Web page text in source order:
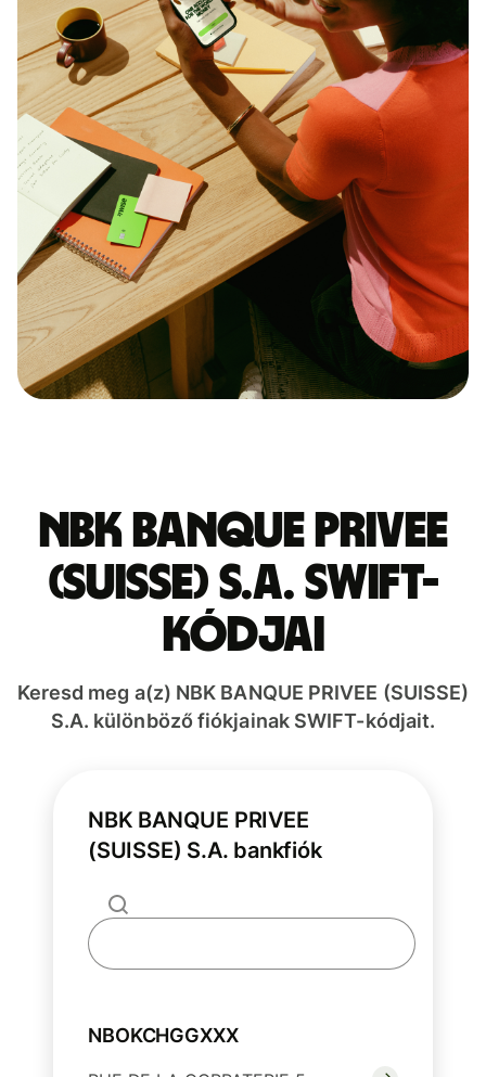
NBK BANQUE PRIVEE
(SUISSE) S.A. SWIFT-
kódjai
Keresd meg a(z) NBK BANQUE PRIVEE (SUISSE)
S.A. különböző fiókjainak SWIFT-kódjait.
NBK BANQUE PRIVEE
(SUISSE) S.A. bankfiók
NBOKCHGGXXX